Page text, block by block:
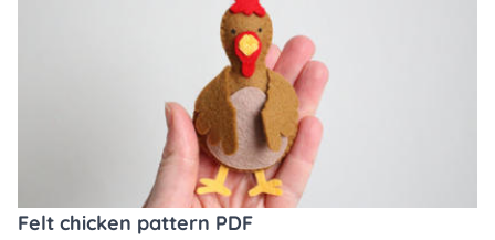
Felt chicken pattern PDF